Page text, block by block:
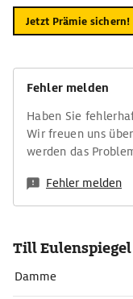
Jetzt Prämie sichern!
Fehler melden
Haben Sie
Wir freuen uns
werden das
Fehler melden
Till
Damme